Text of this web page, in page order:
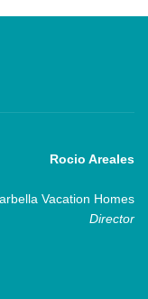
Rocio Areales
Vacation Homes
Director